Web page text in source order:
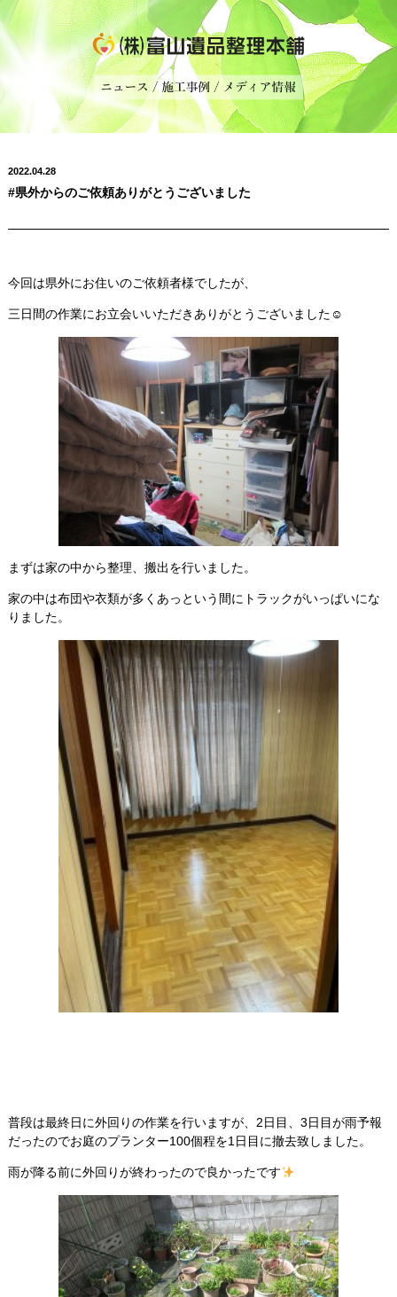
2022.04.28
#県外からのご依頼ありがとうございました
今回は県外にお住いのご依頼者様でしたが、
三日間の作業にお立会いいただきありがとうございました☺
まずは家の中から整理、搬出を行いました。
家の中は布団や衣類が多くあっという間にトラックがいっぱいにな
りました。
普段は最終日に外回りの作業を行いますが、2日目、3日目が雨予報
だったのでお庭のプランター100個程を1日目に撤去致しました。
雨が降る前に外回りが終わったので良かったです